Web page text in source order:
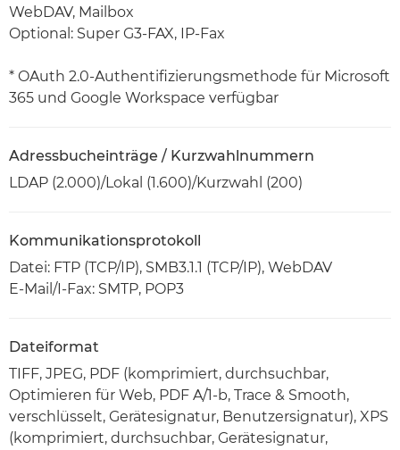
WebDAV, Mailbox
Optional: Super G3-FAX, IP-Fax
* OAuth 2.0-Authentifizierungsmethode für Microsoft
365 und Google Workspace verfügbar
Adressbucheinträge / Kurzwahlnummern
LDAP (2.000)/Lokal (1.600)/Kurzwahl (200)
Kommunikationsprotokoll
Datei: FTP (TCP/IP), SMB3.1.1 (TCP/IP), WebDAV
E-Mail/I-Fax: SMTP, POP3
Dateiformat
TIFF, JPEG, PDF (komprimiert, durchsuchbar,
Optimieren für Web, PDF A/1-b, Trace & Smooth,
verschlüsselt, Gerätesignatur, Benutzersignatur), XPS
(komprimiert, durchsuchbar, Gerätesignatur,